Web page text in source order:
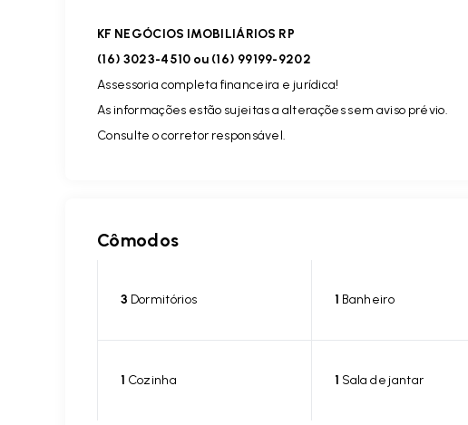
KF NEGÓCIOS IMOBILIÁRIOS RP
(16) 3023-4510 ou (16) 99199-9202
Assessoria completa financeira e jurídica!
As informações estão sujeitas a alterações sem aviso prévio.
Consulte o corretor responsável.
Cômodos
3 Dormitórios 1 Banheiro
1 Cozinha 1 Sala de jantar